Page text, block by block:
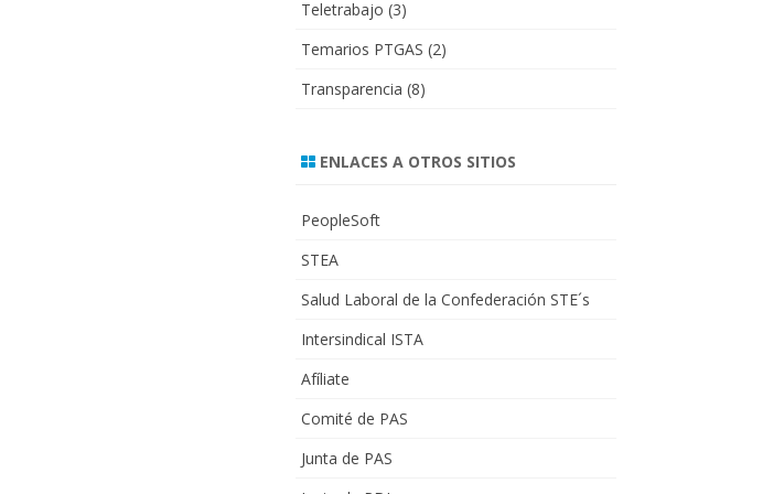
Teletrabajo (3)
Temarios PTGAS (2)
Transparencia (8)
ENLACES A OTROS SITIOS
PeopleSoft
STEA
Salud Laboral de la Confederación STE´s
Intersindical ISTA
Afíliate
Comité de PAS
Junta de PAS